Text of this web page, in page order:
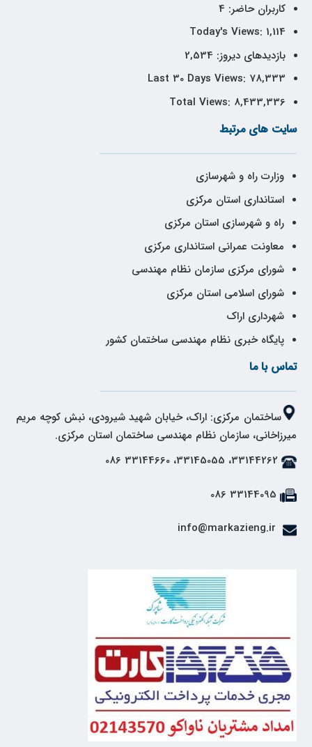
کاربران حاضر: 4
Today's Views: 1,114
بازدیدهای دیروز: 2,534
Last 30 Days Views: 78,333
Total Views: 8,433,336
سایت های مرتبط
وزارت راه و شهرسازی
استانداری استان مرکزی
راه و شهرسازی استان مرکزی
معاونت عمرانی استانداری مرکزی
شورای مرکزی سازمان نظام مهندسی
شورای اسلامی استان مرکزی
شهرداری اراک
پایگاه خبری نظام مهندسی ساختمان کشور
تماس با ما
ساختمان مرکزی: اراک، خیابان شهید شیرودی، نبش کوچه مریم
میرزاخانی، سازمان نظام مهندسی ساختمان استان مرکزی.
33144262، 33145055، 33144660 086
33144095 086